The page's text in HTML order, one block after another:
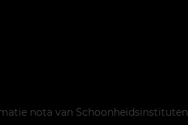
nota van Schoonheidsinstituten